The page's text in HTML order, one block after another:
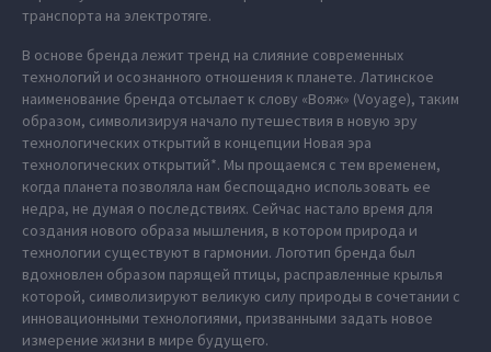
транспорта на электротяге.
В основе бренда лежит тренд на слияние современных
технологий и осознанного отношения к планете. Латинское
наименование бренда отсылает к слову «Вояж» (Voyage), таким
образом, символизируя начало путешествия в новую эру
технологических открытий в концепции Новая эра
технологических открытий*. Мы прощаемся с тем временем,
когда планета позволяла нам беспощадно использовать ее
недра, не думая о последствиях. Сейчас настало время для
создания нового образа мышления, в котором природа и
технологии существуют в гармонии. Логотип бренда был
вдохновлен образом парящей птицы, расправленные крылья
которой, символизируют великую силу природы в сочетании с
инновационными технологиями, призванными задать новое
измерение жизни в мире будущего.